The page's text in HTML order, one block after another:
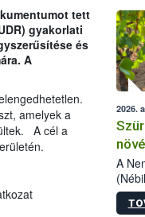
tett
gyakorlati
és
A
amelyek a
A cél a
2026.
A